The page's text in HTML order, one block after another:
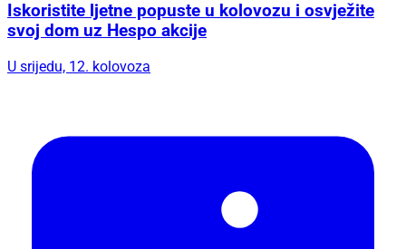
Iskoristite ljetne popuste u kolovozu i osvježite
svoj dom uz Hespo akcije
U srijedu, 12. kolovoza